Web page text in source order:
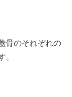
骨のそれぞれの
。